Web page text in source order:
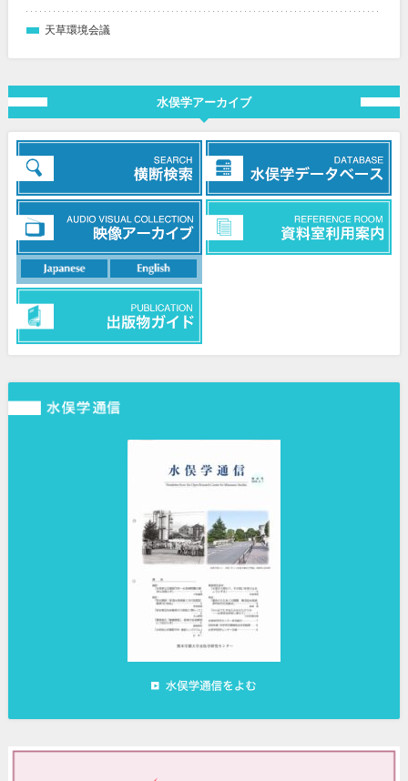
天草環境会議
水俣学アーカイブ
日本語